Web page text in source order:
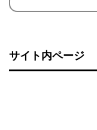
サイト内ページ